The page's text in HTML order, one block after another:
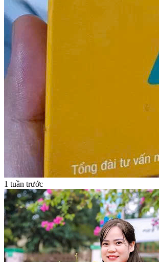
1 tuần trước